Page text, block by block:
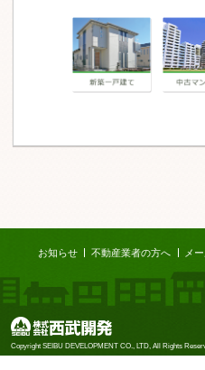
お知らせ 不動産業者の方へ メ
株式会社西武開発
Copyright SEIBU DEVELOPMENT CO., LTD, All Rights